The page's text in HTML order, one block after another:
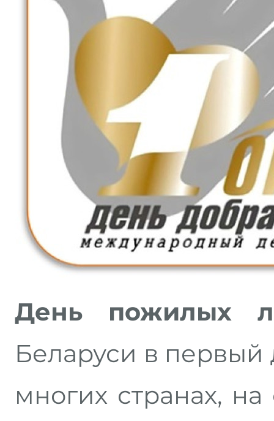
День пожилых
Беларуси в первый
многих странах,